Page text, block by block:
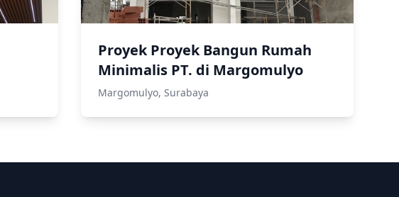
Proyek Proyek Bangun Rumah
Minimalis PT. di Margomulyo
Margomulyo, Surabaya